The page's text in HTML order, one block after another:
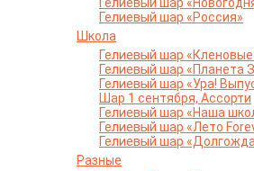
Гелиевый шар «Россия»
Школа
Гелиевый шар
Гелиевый шар «Планета
Гелиевый шар «Ура!
Шар 1 сентября, Ассорти
Гелиевый шар «Наша
Гелиевый шар «Лето
Гелиевый шар
Разные